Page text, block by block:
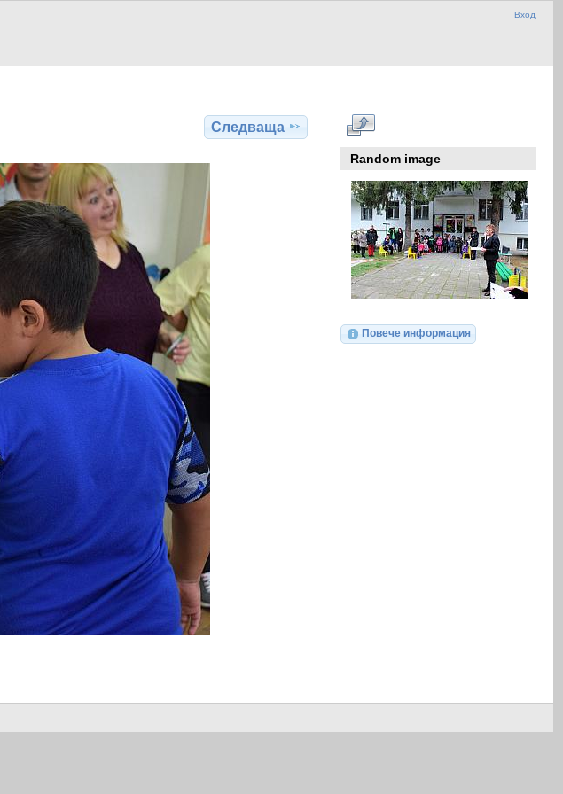
Вход
Следваща
Random image
Повече информация